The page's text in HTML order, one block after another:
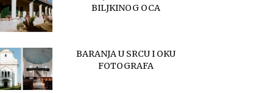
BILJKINOG OCA
BARANJA U SRCU I OKU
FOTOGRAFA